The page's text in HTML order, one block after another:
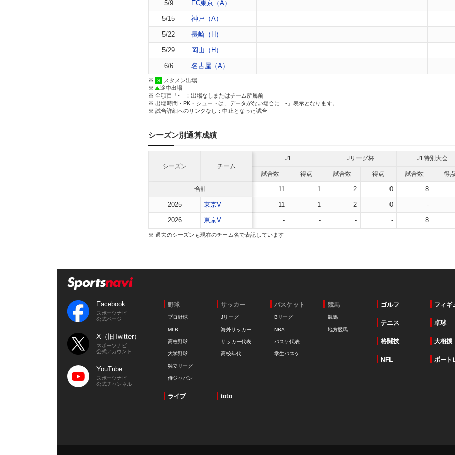
5/9 FC東京（A）
5/15 神戸（A）
5/22 長崎（H）
5/29 岡山（H）
6/6 名古屋（A）
※
スタメン出場
※
途中出場
※ 全項目「-」：出場なしまたはチーム所属前
※ 出場時間・PK・シュートは、データがない場合に「-」表示となります。
※ 試合詳細へのリンクなし：中止となった試合
シーズン別通算成績
シーズン チーム
J1 Jリーグ杯 J1特別大会
試合数 得点 試合数 得点 試合数 得点
合計 11 1 2 0 8
2025
東京V 11 1 2 0 -
2026 東京V - - - - 8
※ 過去のシーズンも現在のチーム名で表記しています
Facebook
スポーツナビ
公式ページ
X（旧Twitter）
スポーツナビ
公式アカウント
YouTube
スポーツナビ
公式チャンネル
野球
プロ野球
MLB
高校野球
大学野球
独立リーグ
侍ジャパン
サッカー
Jリーグ
海外サッカー
サッカー代表
高校年代
バスケット
Bリーグ
NBA
バスケ代表
学生バスケ
競馬
競馬
地方競馬
ゴルフ フィギ
テニス 卓球
格闘技 大相撲
NFL ボート
ライブ toto